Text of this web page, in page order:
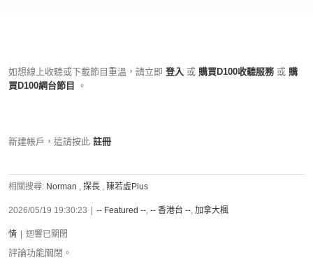
如想線上收聽或下載節目重溫，請立即 登入 或 購買D100收聽服務 或 購
買D100網台節目
。
新建帳戶，這請按此 註冊
相關搜尋: Norman , 探長 , 陳若虛Pius
2026/05/19 19:30:23 -- Featured --, -- 香港台 --, 加拿大楓
情 迴響已關閉
評論功能關閉。